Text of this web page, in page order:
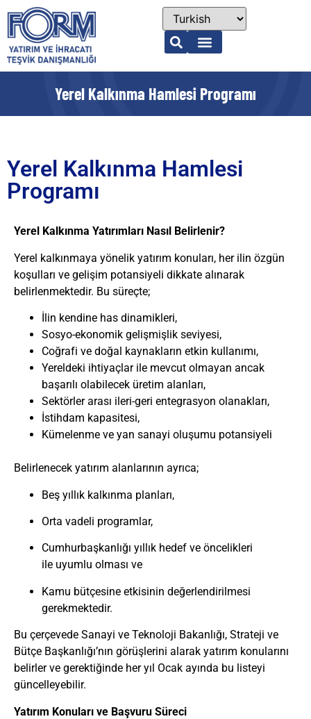
Yerel Kalkınma Hamlesi Programı
Yerel Kalkınma Hamlesi
Programı
Yerel Kalkınma Yatırımları Nasıl Belirlenir?
Yerel kalkınmaya yönelik yatırım konuları, her ilin özgün
koşulları ve gelişim potansiyeli dikkate alınarak
belirlenmektedir. Bu süreçte;
İlin kendine has dinamikleri,
Sosyo-ekonomik gelişmişlik seviyesi,
Coğrafi ve doğal kaynakların etkin kullanımı,
Yereldeki ihtiyaçlar ile mevcut olmayan ancak
başarılı olabilecek üretim alanları,
Sektörler arası ileri-geri entegrasyon olanakları,
İstihdam kapasitesi,
Kümelenme ve yan sanayi oluşumu potansiyeli
Belirlenecek yatırım alanlarının ayrıca;
Beş yıllık kalkınma planları,
Orta vadeli programlar,
Cumhurbaşkanlığı yıllık hedef ve öncelikleri
ile uyumlu olması ve
Kamu bütçesine etkisinin değerlendirilmesi
gerekmektedir.
Bu çerçevede Sanayi ve Teknoloji Bakanlığı, Strateji ve
Bütçe Başkanlığı’nın görüşlerini alarak yatırım konularını
belirler ve gerektiğinde her yıl Ocak ayında bu listeyi
güncelleyebilir.
Yatırım Konuları ve Başvuru Süreci